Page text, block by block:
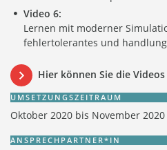
Video 6:
Lernen mit moderner
fehlertolerantes und
Hier können Sie die
UMSETZUNGSZEITRAUM
Oktober 2020 bis November 2020
ANSPRECHPARTNER*IN